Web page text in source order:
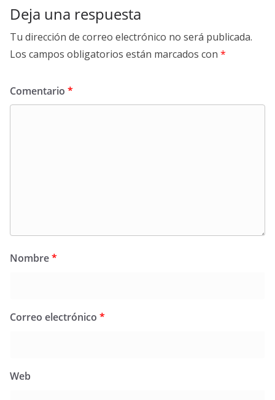
Deja una respuesta
Tu dirección de correo electrónico no será publicada.
Los campos obligatorios están marcados con *
Comentario *
Nombre*
Correo electrónico *
Web